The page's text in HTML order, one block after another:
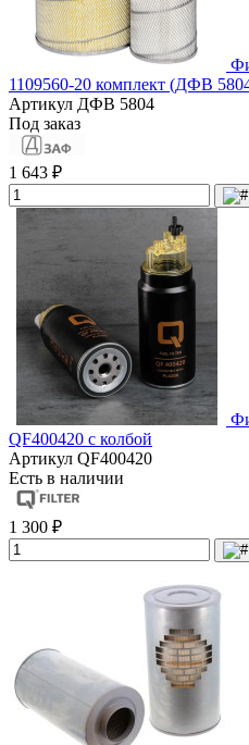
1109560-20 комплект (ДФВ
Артикул ДФВ 5804
Под заказ
1 643 ₽
QF400420 с колбой
Артикул QF400420
Есть в наличии
1 300 ₽